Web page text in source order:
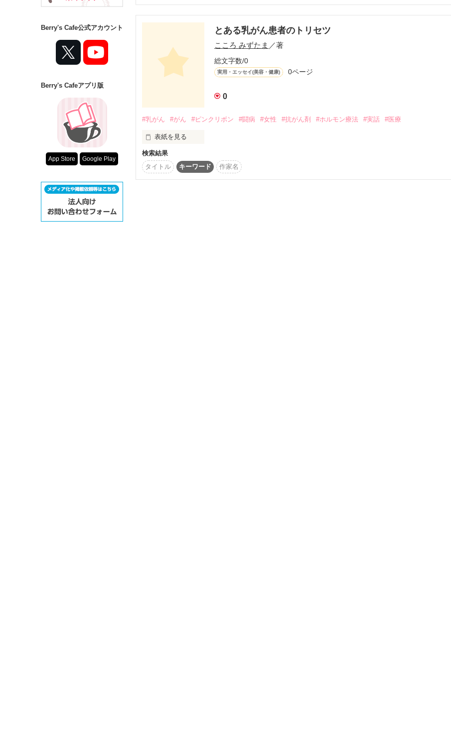
ステータス
全て
完結
長編
中編 短編
スターツ出版小説投稿サイト合同企画「1話からの長編大賞」ベリーズカフェ会場
その他の条件
動画あり
患者目線で、
あえてざっくりと
乳がんについての知識をまとめました。
    by  心路 瑞環
とある乳がん患者のトリセツ
こころ みずたま ／著
総文字数/0
実用・エッセイ(美容・健康) 0ページ
0
#乳がん #がん #ピンクリボン #闘病 #女性 #抗がん剤 #ホルモン療法 #実話 #医療
表紙を見る
あなたや
あなたの大切なヒトが
検索結果
タイトル
キーワード 作家名
Berry's Cafe公式アカウント
Berry's Cafeアプリ版
App Store Google Play